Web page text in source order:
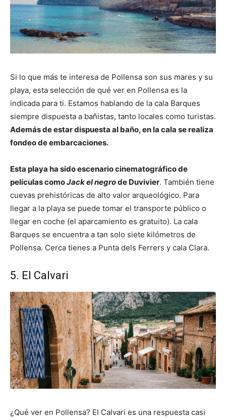
Si lo que más te interesa de Pollensa son sus mares y su
playa, esta selección de qué ver en Pollensa es la
indicada para ti. Estamos hablando de la cala Barques
siempre dispuesta a bañistas, tanto locales como turistas.
Además de estar dispuesta al baño, en la cala se realiza
fondeo de embarcaciones.
Esta playa ha sido escenario cinematográfico de
películas comoJack el negrode Duvivier. También tiene
cuevas prehistóricas de alto valor arqueológico. Para
llegar a la playa se puede tomar el transporte público o
llegar en coche (el aparcamiento es gratuito). La cala
Barques se encuentra a tan solo siete kilómetros de
Pollensa. Cerca tienes a Punta dels Ferrers y cala Clara.
5. El Calvari
¿Qué ver en Pollensa? El Calvari es una respuesta casi